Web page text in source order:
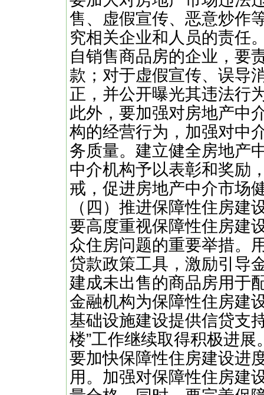
售、虚假宣传、恶意炒作
究相关企业和人员的责任
自销售商品房的企业，要
款；对于虚假宣传、误导
正，并公开曝光其违法行
此外，要加强对房地产中
构的经营行为，加强对中
务质量。建立健全房地产
中介机构予以表彰和奖励
戒，促进房地产中介市场
（四）推进保障性住房建
要高度重视保障性住房建
众住房问题的重要举措。
贷款政策工具，激励引导
建成未出售的商品房用于
金融机构为保障性住房建
基础设施建设提供信贷支
楼”工作继续取得积极进展
要加快保障性住房建设进
用。加强对保障性住房建